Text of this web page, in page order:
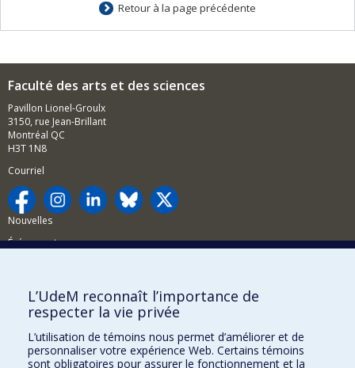
Retour à la page précédente
Faculté des arts et des sciences
Pavillon Lionel-Groulx
3150, rue Jean-Brillant
Montréal QC
H3T 1N8
Courriel
Nouvelles
Événements
BESOIN D'AIDE?
Plan du site
Signaler une erreur
L’UdeM reconnaît l’importance de
respecter la vie privée
L’utilisation de témoins nous permet d’améliorer et de
personnaliser votre expérience Web. Certains témoins
sont obligatoires pour assurer le fonctionnement et la